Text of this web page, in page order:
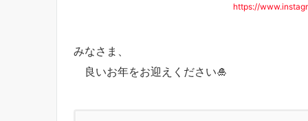
https://
みなさま、
良いお年をお迎えください🎍